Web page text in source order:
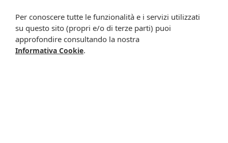
cast
16,10 €14,55 €
Metti nel carrello
5,40 cac
16,10 €
Per conoscere tutte le funzionalità e i servizi utilizzati
su questo sito (propri e/o di terze parti) puoi
approfondire consultando la nostra
Informativa Cookie.